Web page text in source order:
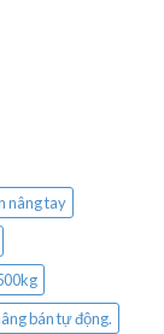
nâng tay
bán tự động.